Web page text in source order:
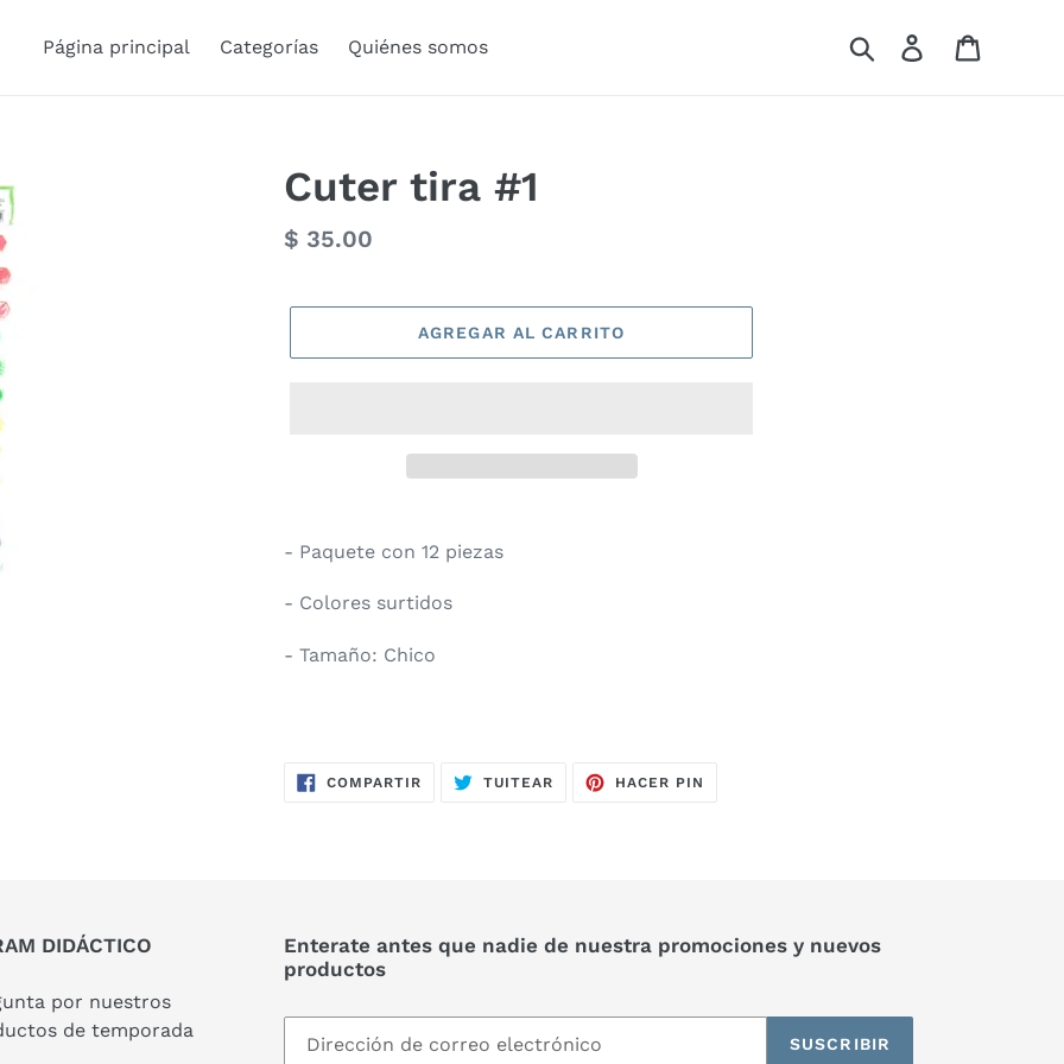
Página principal Categorías Quiénes somos Buscar Ingresar
Cuter tira #1
Precio
$ 35.00
AGREGAR AL CARRITO
- Paquete con 12 piezas
- Colores surtidos
- Tamaño: Chico
COMPARTIRCOMPARTIRTUITEAR TUITEARHACER PIN
DIDÁCTICO
por nuestros
de temporada
Enterate antes que nadie de nuestra promociones y nuevos
productos
SUSCRIBIR